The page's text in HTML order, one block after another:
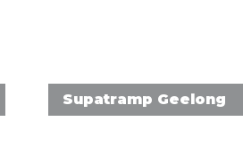
Supatramp Geelong